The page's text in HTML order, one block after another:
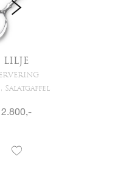
LILJE
Salatgaffel
2.800,-